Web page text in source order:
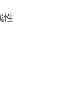
性